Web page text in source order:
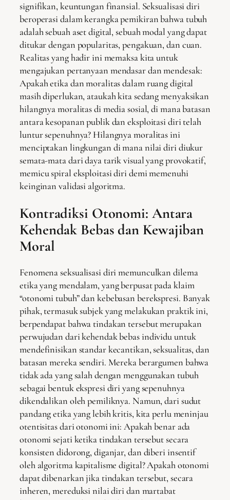
signifikan, keuntungan finansial. Seksualisasi diri
beroperasi dalam kerangka pemikiran bahwa tubuh
adalah sebuah aset digital, sebuah modal yang dapat
ditukar dengan popularitas, pengakuan, dan cuan.
Realitas yang hadir ini memaksa kita untuk
mengajukan pertanyaan mendasar dan mendesak:
Apakah etika dan moralitas dalam ruang digital
masih diperlukan, ataukah kita sedang menyaksikan
hilangnya moralitas di media sosial, di mana batasan
antara kesopanan publik dan eksploitasi diri telah
luntur sepenuhnya? Hilangnya moralitas ini
menciptakan lingkungan di mana nilai diri diukur
semata-mata dari daya tarik visual yang provokatif,
memicu spiral eksploitasi diri demi memenuhi
keinginan validasi algoritma.
Kontradiksi Otonomi: Antara
Kehendak Bebas dan Kewajiban
Moral
Fenomena seksualisasi diri memunculkan dilema
etika yang mendalam, yang berpusat pada klaim
“otonomi tubuh” dan kebebasan berekspresi. Banyak
pihak, termasuk subjek yang melakukan praktik ini,
berpendapat bahwa tindakan tersebut merupakan
perwujudan dari kehendak bebas individu untuk
mendefinisikan standar kecantikan, seksualitas, dan
batasan mereka sendiri. Mereka berargumen bahwa
tidak ada yang salah dengan menggunakan tubuh
sebagai bentuk ekspresi diri yang sepenuhnya
dikendalikan oleh pemiliknya. Namun, dari sudut
pandang etika yang lebih kritis, kita perlu meninjau
otentisitas dari otonomi ini: Apakah benar ada
otonomi sejati ketika tindakan tersebut secara
konsisten didorong, diganjar, dan diberi insentif
oleh algoritma kapitalisme digital? Apakah otonomi
dapat dibenarkan jika tindakan tersebut, secara
inheren, mereduksi nilai diri dan martabat